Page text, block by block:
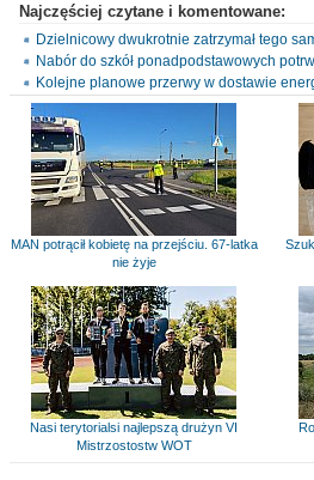
Najczęściej czytane i komentowane:
Dzielnicowy dwukrotnie zatrzymał tego
Nabór do szkół ponadpodstawowych
Kolejne planowe przerwy w dostawie
MAN potrącił kobietę na przejściu. 67-latka
nie żyje
Nasi terytorialsi najlepszą drużyn VI
Mistrzostostw WOT